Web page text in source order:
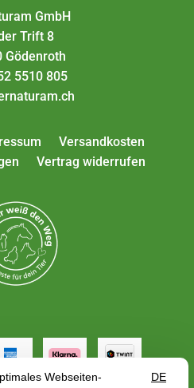
GmbH
Trift 8
Gödenroth
5510 805
Versandkosten
Vertrag widerrufen